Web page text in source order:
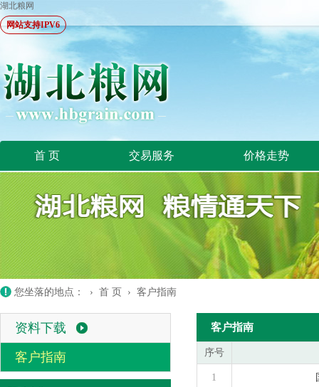
湖北粮网
网站支持IPV6
首 页 交易服务 价格走势
您坐落的地点： › 首 页 › 客户指南
资料下载
客户指南
客户指南
序号
1